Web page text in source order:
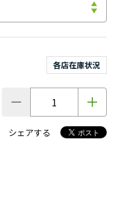
各店在庫状況
シェアする